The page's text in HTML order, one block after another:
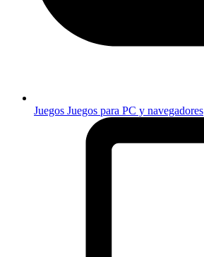
Juegos Juegos para PC y navegadores